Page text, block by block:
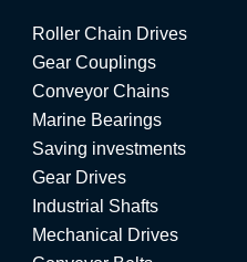
Roller Chain Drives
Gear Couplings
Conveyor Chains
Marine Bearings
Saving investments
Gear Drives
Industrial Shafts
Mechanical Drives